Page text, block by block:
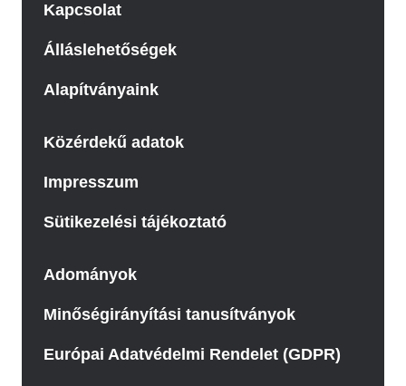
Kapcsolat
Álláslehetőségek
Alapítványaink
Közérdekű adatok
Impresszum
Sütikezelési tájékoztató
Adományok
Minőségirányítási tanusítványok
Európai Adatvédelmi Rendelet (GDPR)